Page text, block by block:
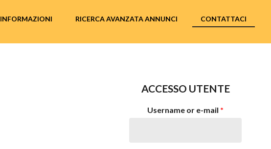
INFORMAZIONI RICERCA AVANZATA ANNUNCI CONTATTACI
ACCESSO UTENTE
Username or e-mail *